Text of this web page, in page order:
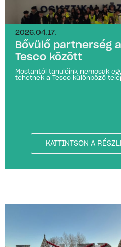
2026.04.17.
Bővülő partnerség
Tesco között
Mostantól tanulóink nemcsak
tehetnek a Tesco különböző
KATTINTSON A